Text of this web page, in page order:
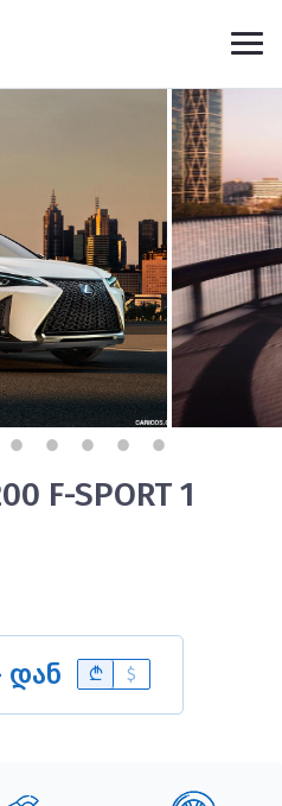
F-SPORT 1
დან B $